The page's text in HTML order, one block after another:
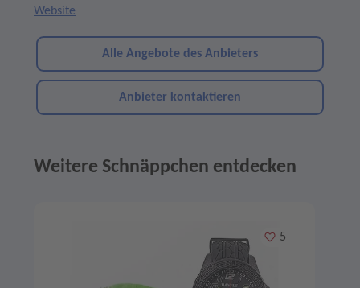
Website
Alle Angebote des Anbieters
Anbieter kontaktieren
Weitere Schnäppchen entdecken
Merken
5